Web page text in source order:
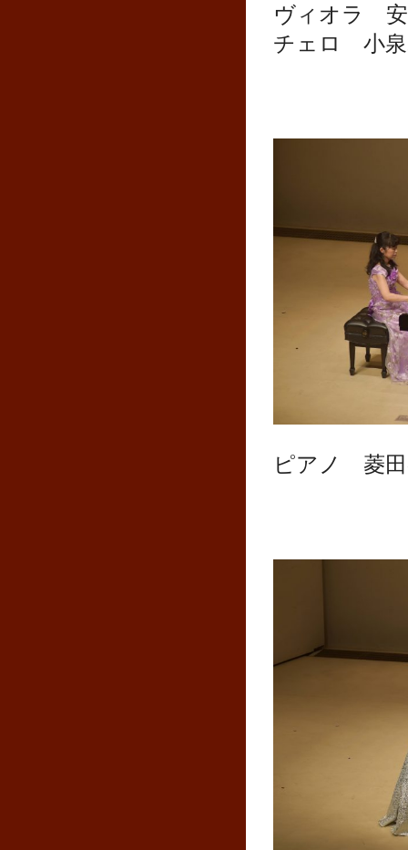
ヴィオラ 安
チェロ 小
ピアノ 菱